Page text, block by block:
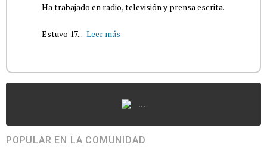
Ha trabajado en radio, televisión y prensa escrita.
Estuvo 17... Leer más
...
POPULAR EN LA COMUNIDAD